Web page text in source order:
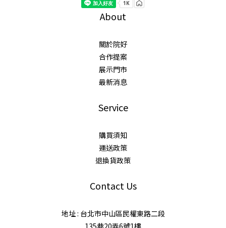
About
關於院好
合作提案
展示門市
最新消息
Service
購買須知
運送政策
退換貨政策
Contact Us
地址 : 台北市中山區民權東路二段